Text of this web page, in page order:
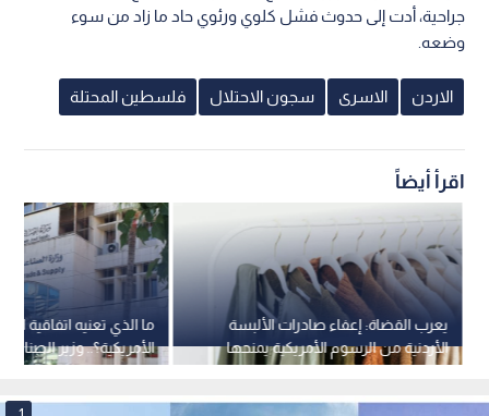
جراحية، أدت إلى حدوث فشل كلوي ورئوي حاد ما زاد من سوء
وضعه.
الاردن الاسرى سجون الاحتلال فلسطين المحتلة
اقرأ أيضاً
ما الذي تعنيه اتفاقية
الأمريكية؟.. وزير
نبض البلد
يعرب القضاة: إعفاء صادرات الألبسة
الأردنية من الرسوم الأمريكية يمنحها
ميزة تنافسية غير مسبوقة